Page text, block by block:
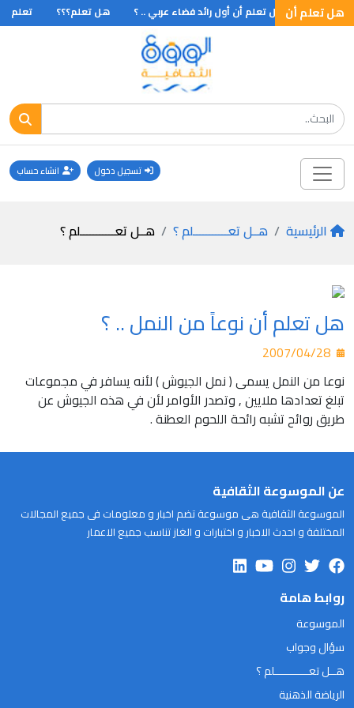
هل تعلم أنهل تعلم أن أول رائد فضاء عربي .. ؟ هل تعلم؟؟؟ تعلم
تسجيل دخول انشاء حساب
الرئيسية هــل تعـــــــــــلم ؟ هــل تعـــــــــــلم ؟
هل تعلم أن نوعاً من النمل .. ؟
نوعا من النمل يسمى ( نمل الجيوش ) لأنه يسافر في مجموعات
تبلغ تعدادها ملايين , وتصدر الأوامر لأن في هذه الجيوش عن
طريق روائح تشبه رائحة اللحوم العطنة .
عن الموسوعة الثقافية
الموسوعة الثقافية هى موسوعة تضم اخبار و معلومات فى جميع المجالات
المختلفة و احدث الاخبار و اختبارات و الغاز تناسب جميع الاعمار
روابط هامة
الموسوعة
سؤال وجواب
هــل تعـــــــــــلم ؟
الرياضة الذهنية